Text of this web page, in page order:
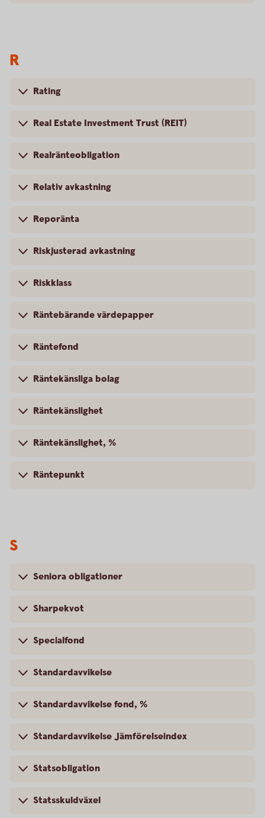
R
Rating
Real Estate Investment Trust (REIT)
Realränteobligation
Relativ avkastning
Reporänta
Riskjusterad avkastning
Riskklass
Räntebärande värdepapper
Räntefond
Räntekänsliga bolag
Räntekänslighet
Räntekänslighet, %
Räntepunkt
S
Seniora obligationer
Sharpekvot
Specialfond
Standardavvikelse
Standardavvikelse fond, %
Standardavvikelse Jämförelseindex
Statsobligation
Statsskuldväxel